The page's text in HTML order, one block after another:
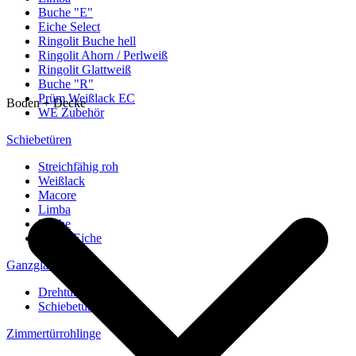
Buche "E"
Eiche Select
Ringolit Buche hell
Ringolit Ahorn / Perlweiß
Ringolit Glattweiß
Buche "R"
Prüm Weißlack EC
WE Zubehör
Schiebetüren
Streichfähig roh
Weißlack
Macore
Limba
Buche
europ. Eiche
Ganzglastüren
Drehtüren
Schiebetüren
Zimmertürrohlinge
Boden + Decke